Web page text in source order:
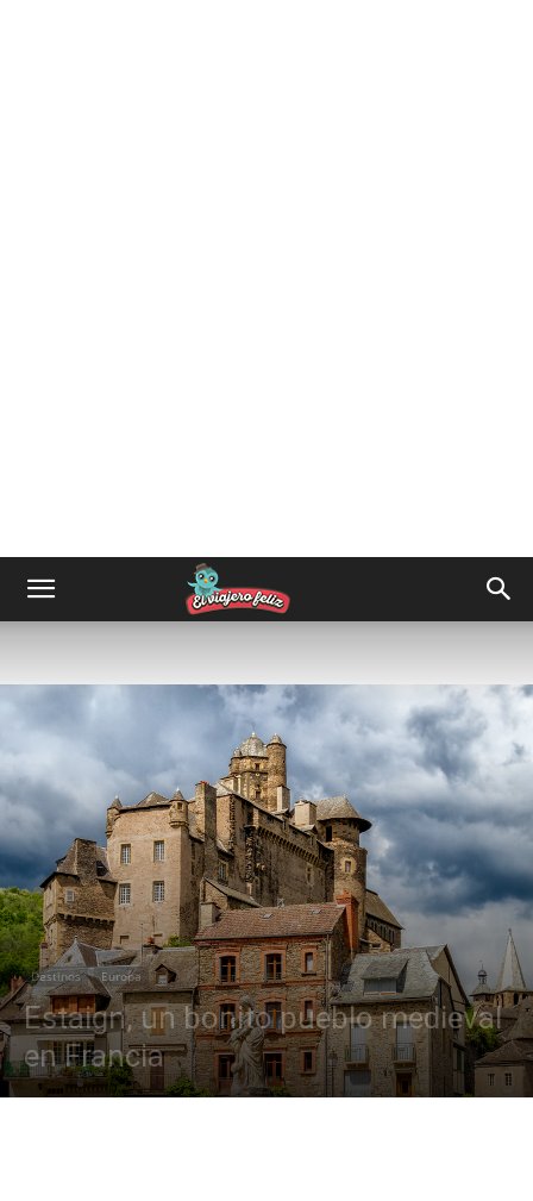
Destinos Europa
Estaign, un bonito pueblo medieval
en Francia